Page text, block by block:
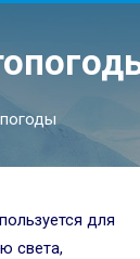
для
света,